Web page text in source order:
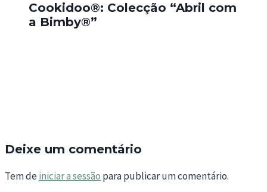
Cookidoo®: Colecção “Abril com
a Bimby®”
Deixe um comentário
Tem deiniciar a sessão para publicar um comentário.